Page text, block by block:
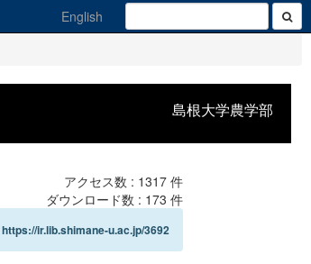
English
島根大学農学部
アクセス数 : 1317件
ダウンロード数 : 173 件
https://ir.lib.shimane-u.ac.jp/3692